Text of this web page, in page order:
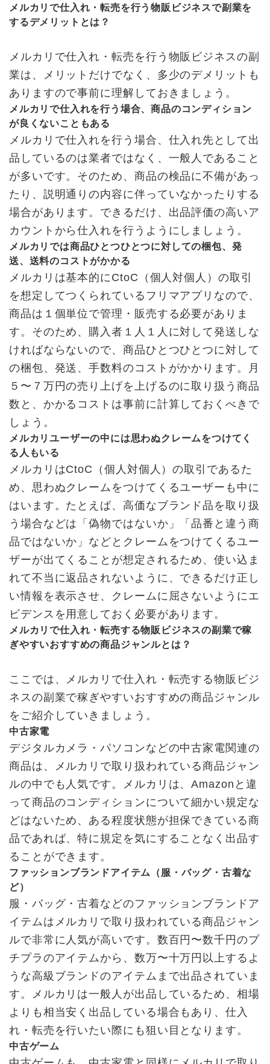
メルカリで仕入れ・転売を行う物販ビジネスで副業を
するデメリットとは？
メルカリで仕入れ・転売を行う物販ビジネスの副
業は、メリットだけでなく、多少のデメリットも
ありますので事前に理解しておきましょう。
メルカリで仕入れを行う場合、商品のコンディション
が良くないこともある
メルカリで仕入れを行う場合、仕入れ先として出
品しているのは業者ではなく、一般人であること
が多いです。そのため、商品の検品に不備があっ
たり、説明通りの内容に伴っていなかったりする
場合があります。できるだけ、出品評価の高いア
カウントから仕入れを行うようにしましょう。
メルカリでは商品ひとつひとつに対しての梱包、発
送、送料のコストがかかる
メルカリは基本的にCtoC（個人対個人）の取引
を想定してつくられているフリマアプリなので、
商品は１個単位で管理・販売する必要がありま
す。そのため、購入者１人１人に対して発送しな
ければならないので、商品ひとつひとつに対して
の梱包、発送、手数料のコストがかかります。月
５〜７万円の売り上げを上げるのに取り扱う商品
数と、かかるコストは事前に計算しておくべきで
しょう。
メルカリユーザーの中には思わぬクレームをつけてく
る人もいる
メルカリはCtoC（個人対個人）の取引であるた
め、思わぬクレームをつけてくるユーザーも中に
はいます。たとえば、高価なブランド品を取り扱
う場合などは「偽物ではないか」「品番と違う商
品ではないか」などとクレームをつけてくるユー
ザーが出てくることが想定されるため、使い込ま
れて不当に返品されないように、できるだけ正し
い情報を表示させ、クレームに屈さないようにエ
ビデンスを用意しておく必要があります。
メルカリで仕入れ・転売する物販ビジネスの副業で稼
ぎやすいおすすめの商品ジャンルとは？
ここでは、メルカリで仕入れ・転売する物販ビジ
ネスの副業で稼ぎやすいおすすめの商品ジャンル
をご紹介していきましょう。
中古家電
デジタルカメラ・パソコンなどの中古家電関連の
商品は、メルカリで取り扱われている商品ジャン
ルの中でも人気です。メルカリは、Amazonと違
って商品のコンディションについて細かい規定な
どはないため、ある程度状態が担保できている商
品であれば、特に規定を気にすることなく出品す
ることができます。
ファッションブランドアイテム（服・バッグ・古着な
ど）
服・バッグ・古着などのファッションブランドア
イテムはメルカリで取り扱われている商品ジャン
ルで非常に人気が高いです。数百円〜数千円のプ
チプラのアイテムから、数万〜十万円以上するよ
うな高級ブランドのアイテムまで出品されていま
す。メルカリは一般人が出品しているため、相場
よりも相当安く出品している場合もあり、仕入
れ・転売を行いたい際にも狙い目となります。
中古ゲーム